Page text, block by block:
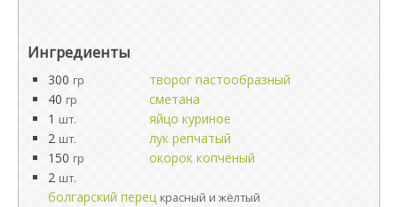
Ингредиенты
300 гр
творог пастообразный
40 гр
сметана
1 шт.
яйцо куриное
2 шт.
лук репчатый
150 гр
окорок копчёный
2 шт.
болгарский перец красный и жёлтый